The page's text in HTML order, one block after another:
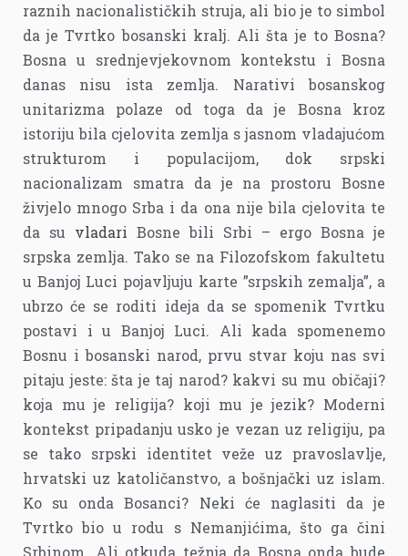
raznih nacionalističkih struja, ali bio je to simbol
da je Tvrtko bosanski kralj. Ali šta je to Bosna?
Bosna u srednjevjekovnom kontekstu i Bosna
danas nisu ista zemlja. Narativi bosanskog
unitarizma polaze od toga da je Bosna kroz
istoriju bila cjelovita zemlja s jasnom vladajućom
strukturom i populacijom, dok srpski
nacionalizam smatra da je na prostoru Bosne
živjelo mnogo Srba i da ona nije bila cjelovita te
da su vladari Bosne bili Srbi – ergo Bosna je
srpska zemlja. Tako se na Filozofskom fakultetu
u Banjoj Luci pojavljuju karte ”srpskih zemalja”, a
ubrzo će se roditi ideja da se spomenik Tvrtku
postavi i u Banjoj Luci. Ali kada spomenemo
Bosnu i bosanski narod, prvu stvar koju nas svi
pitaju jeste: šta je taj narod? kakvi su mu običaji?
koja mu je religija? koji mu je jezik? Moderni
kontekst pripadanju usko je vezan uz religiju, pa
se tako srpski identitet veže uz pravoslavlje,
hrvatski uz katoličanstvo, a bošnjački uz islam.
Ko su onda Bosanci? Neki će naglasiti da je
Tvrtko bio u rodu s Nemanjićima, što ga čini